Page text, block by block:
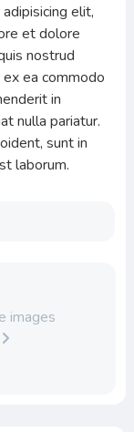
elit,
et dolore
nostrud
ea commodo
in
nulla pariatur.
sunt in
laborum.
images